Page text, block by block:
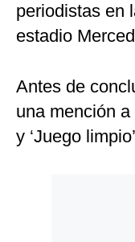
periodistas en
estadio
Antes de
una mención a
y ‘Juego